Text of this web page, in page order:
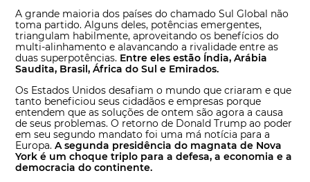
A grande maioria dos países do chamado Sul Global não
toma partido. Alguns deles, potências emergentes,
triangulam habilmente, aproveitando os benefícios do
multi-alinhamento e alavancando a rivalidade entre as
duas superpotências. Entre eles estão Índia, Arábia
Saudita, Brasil, África do Sul e Emirados.
Os Estados Unidos desafiam o mundo que criaram e que
tanto beneficiou seus cidadãos e empresas porque
entendem que as soluções de ontem são agora a causa
de seus problemas. O retorno de Donald Trump ao poder
em seu segundo mandato foi uma má notícia para a
Europa.A segunda presidência do magnata de Nova
York é um choque triplo para a defesa, a economia e a
democracia do continente.